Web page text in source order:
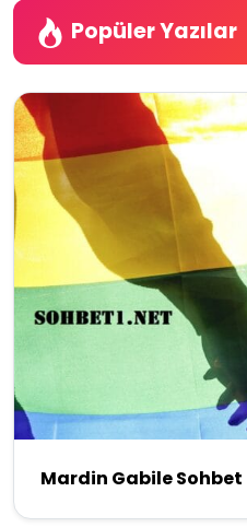
Popüler Yazılar
Mardin Gabile Sohbet